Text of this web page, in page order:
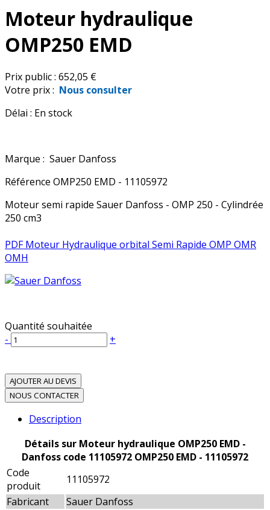
Moteur hydraulique
OMP250 EMD
Prix public : 652,05 €
Votre prix : Nous consulter
Délai : En stock
Marque : Sauer Danfoss
Référence OMP250 EMD - 11105972
Moteur semi rapide Sauer Danfoss - OMP 250 - Cylindrée
250 cm3
PDF Moteur Hydraulique orbital Semi Rapide OMP OMR
OMH
Quantité souhaitée
-
+
AJOUTER AU DEVIS
NOUS CONTACTER
Description
Détails sur Moteur hydraulique OMP250 EMD -
Danfoss code 11105972 OMP250 EMD - 11105972
Code
produit
11105972
Fabricant
Sauer Danfoss